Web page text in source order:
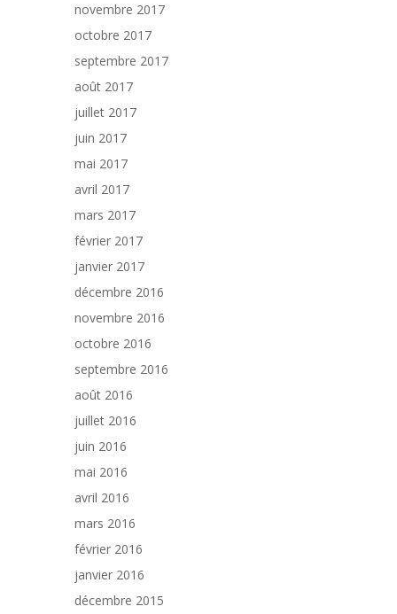
novembre 2017
octobre 2017
septembre 2017
août 2017
juillet 2017
juin 2017
mai 2017
avril 2017
mars 2017
février 2017
janvier 2017
décembre 2016
novembre 2016
octobre 2016
septembre 2016
août 2016
juillet 2016
juin 2016
mai 2016
avril 2016
mars 2016
février 2016
janvier 2016
décembre 2015